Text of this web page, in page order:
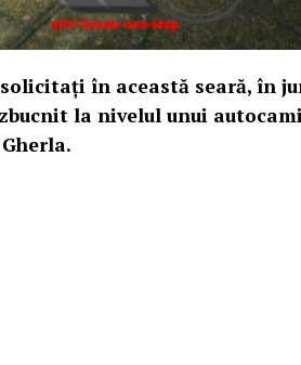
în această seară, în
la nivelul unui